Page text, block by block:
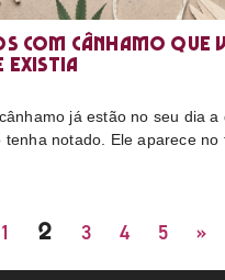
com cânhamo que
existia
já estão no seu dia a
notado. Ele aparece no
1 2 3 4 5 »